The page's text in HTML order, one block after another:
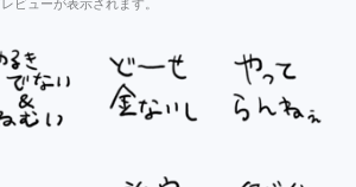
ビューが表示されます。